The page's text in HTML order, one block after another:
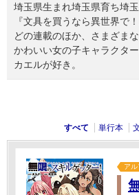
埼玉県生まれ埼玉県育ち埼玉
『文具を買うなら異世界で
どの連載のほか、さまざま
かわいい女の子キャラクター
カエルが好き。
すべて 単行本
ア